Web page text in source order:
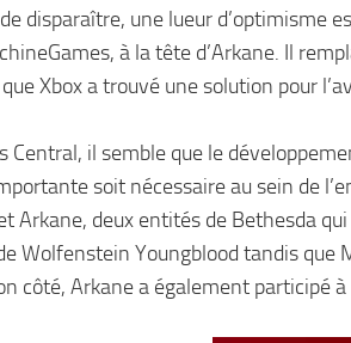
disparaître, une lueur d’optimisme
à la tête d’Arkane. Il
Xbox a trouvé une solution pour
Central, il semble que le
soit nécessaire au sein de
Arkane, deux entités de Bethesda
Wolfenstein Youngblood tandis que
côté, Arkane a également participé à